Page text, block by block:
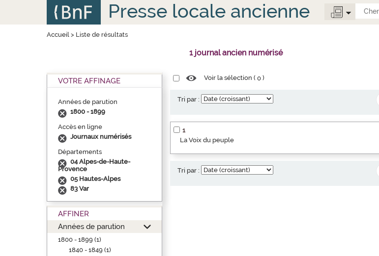
Presse locale ancienne
Accueil> Liste de résultats
1 journal ancien numérisé
VOTRE AFFINAGE
Années de parution
1800 - 1899
Accès en ligne
Journaux numérisés
Départements
04 Alpes-de-Haute-
Provence
05 Hautes-Alpes
83 Var
AFFINER
Années de parution
1800 - 1899 (1)
1840 - 1849 (1)
Voir la sélection (0 )
Tri par :
1
La Voix du peuple
Tri par :
Panneau de gestion des cookies